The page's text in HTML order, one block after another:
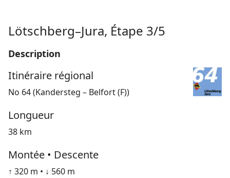
Lötschberg–Jura, Étape 3/5
Description
Itinéraire régional
No 64 (Kandersteg – Belfort (F))
Longueur
38 km
Montée • Descente
↑ 320 m • ↓ 560 m